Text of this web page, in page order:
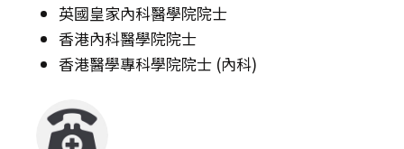
英國皇家內科醫學院院士
香港內科醫學院院士
香港醫學專科學院院士 (內科)